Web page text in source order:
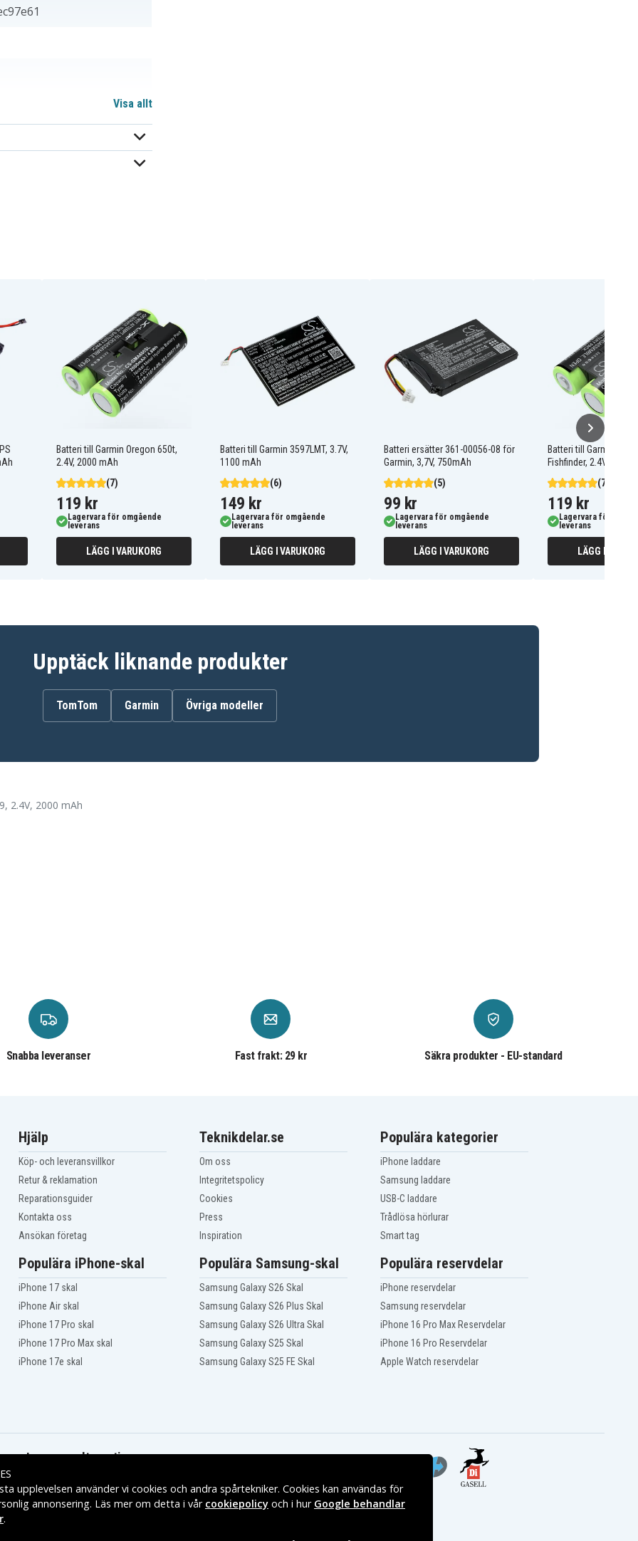
Garmin GPSMAP 63csx
Garmin Oregon 600
Garmin Oregon 650t
Garmin PSMAP 64X
Visa allt
Batteri till Garmin Oregon 650t,
2.4V, 2000 mAh
(7)
119 kr
Lagervara för omgående
leverans
LÄGG I VARUKORG
Batteri till Garmin 3597LMT, 3.7V,
1100 mAh
(6)
149 kr
Lagervara för omgående
leverans
LÄGG I VARUKORG
Batteri ersätter 361-00056-08 för
Garmin, 3,7V, 750mAh
(5)
99 kr
Lagervara för omgående
leverans
LÄGG I VARUKORG
Batteri till Garmin
Fishfinder, 2.4V, 2000
(7)
119 kr
Lagervara för
leverans
LÄGG I
Upptäck liknande produkter
TomTom Garmin Övriga modeller
2.4V, 2000 mAh
Snabba leveranser Fast frakt: 29 kr Säkra produkter - EU-standard
Hjälp
Köp- och leveransvillkor
Retur & reklamation
Reparationsguider
Kontakta oss
Ansökan företag
Teknikdelar.se
Om oss
Integritetspolicy
Cookies
Press
Inspiration
Populära kategorier
iPhone laddare
Samsung laddare
USB-C laddare
Trådlösa hörlurar
Smart tag
Populära iPhone-skal
iPhone 17 skal
iPhone Air skal
iPhone 17 Pro skal
iPhone 17 Pro Max skal
iPhone 17e skal
Populära Samsung-skal
Samsung Galaxy S26 Skal
Samsung Galaxy S26 Plus Skal
Samsung Galaxy S26 Ultra Skal
Samsung Galaxy S25 Skal
Samsung Galaxy S25 FE Skal
Populära reservdelar
iPhone reservdelar
Samsung reservdelar
iPhone 16 Pro Max Reservdelar
iPhone 16 Pro Reservdelar
Apple Watch reservdelar
Leveransalternativ
upplevelsen använder vi cookies och andra spårtekniker. Cookies kan användas för
annonsering. Läs mer om detta i vår cookiepolicy och i hur Google behandlar
.